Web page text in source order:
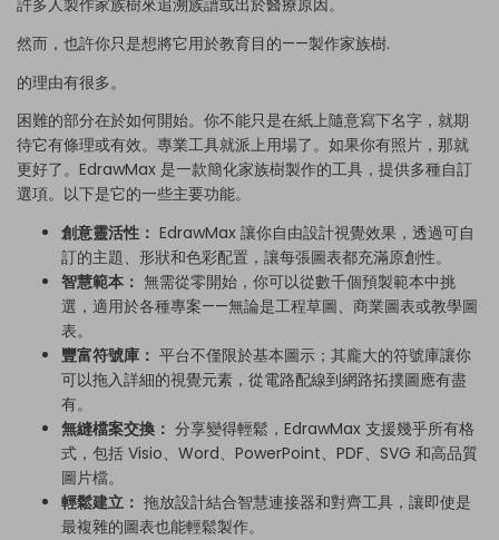
然而，也許你只是想將它用於教育目的——製作家族樹.
的理由有很多。
困難的部分在於如何開始。你不能只是在紙上隨意寫下名字，就期
待它有條理或有效。 專業工具就派上用場了。如果你有照片，那就
更好了。EdrawMax 是一款簡化家族樹製作的工具，提供多種自訂
選項。以下是它的一些主要功能。
創意靈活性： EdrawMax 讓你自由設計視覺效果，透過可自
訂的主題、形狀和色彩配置，讓每張圖表都充滿原創性。
智慧範本： 無需從零開始，你可以從數千個預製範本中挑
選，適用於各種專案——無論是工程草圖、商業圖表或教學圖
表。
豐富符號庫： 平台不僅限於基本圖示；其龐大的符號庫讓你
可以拖入詳細的視覺元素，從電路配線到網路拓撲圖應有盡
有。
無縫檔案交換： 分享變得輕鬆，EdrawMax 支援幾乎所有格
式，包括 Visio、Word、PowerPoint、PDF、SVG 和高品質
圖片檔。
輕鬆建立： 拖放設計結合智慧連接器和對齊工具，讓即使是
最複雜的圖表也能輕鬆製作。